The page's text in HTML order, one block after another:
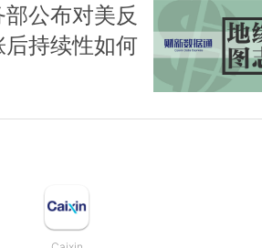
部公布对美反
持续性如何